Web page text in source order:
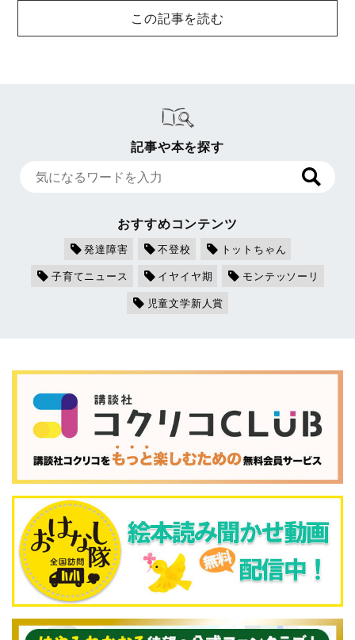
この記事を読む
記事や本を探す
おすすめコンテンツ
発達障害 不登校
トットちゃん
子育てニュース
イヤイヤ期
モンテッソーリ
児童文学新人賞